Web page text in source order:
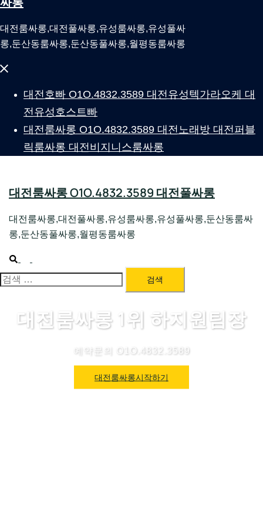
대전룸싸롱,대전풀싸롱,유성룸싸롱,유성풀싸
롱,둔산동룸싸롱,둔산동풀싸롱,월평동룸싸롱
Close
대전호빠 O1O.4832.3589 대전유성텍가라오케 대
전유성호스트빠
대전룸싸롱 O1O.4832.3589 대전노래방 대전퍼블
릭룸싸롱 대전비지니스룸싸롱
대전룸싸롱 O1O.4832.3589 대전풀싸롱
대전룸싸롱,대전풀싸롱,유성룸싸롱,유성풀싸롱,둔산동룸싸
롱,둔산동풀싸롱,월평동룸싸롱
Search
menu
검
대전룸싸롱 1위 하지원팀장
예약문의 O1O.4832.3589
대전룸싸롱시작하기